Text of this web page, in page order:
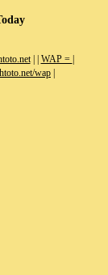
| WAP =
wap